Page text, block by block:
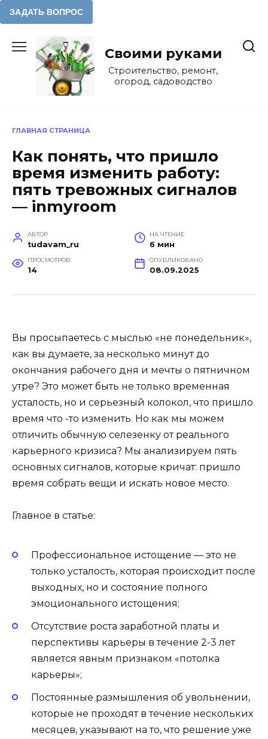
содержанию
Своими руками
Строительство, ремонт,
огород, садоводство
ГЛАВНАЯ СТРАНИЦА
Как понять, что пришло
время изменить работу:
пять тревожных сигналов
— inmyroom
АВТОР
tudavam_ru
НА ЧТЕНИЕ
6 мин
ПРОСМОТРОВ
14
ОПУБЛИКОВАНО
08.09.2025
Вы просыпаетесь с мыслью «не понедельник»,
как вы думаете, за несколько минут до
окончания рабочего дня и мечты о пятничном
утре? Это может быть не только временная
усталость, но и серьезный колокол, что пришло
время что -то изменить. Но как мы можем
отличить обычную селезенку от реального
карьерного кризиса? Мы анализируем пять
основных сигналов, которые кричат: пришло
время собрать вещи и искать новое место.
Главное в статье:
Профессиональное истощение — это не
только усталость, которая происходит после
выходных, но и состояние полного
эмоционального истощения;
Отсутствие роста заработной платы и
перспективы карьеры в течение 2-3 лет
является явным признаком «потолка
карьеры»;
Постоянные размышления об увольнении,
которые не проходят в течение нескольких
месяцев, указывают на то, что решение уже